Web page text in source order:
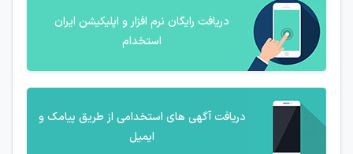
دریافت رایگان نرم افزار و اپلیکیشن ایران
استخدام
دریافت آگهی های استخدامی از طریق پیامک و
ایمیل